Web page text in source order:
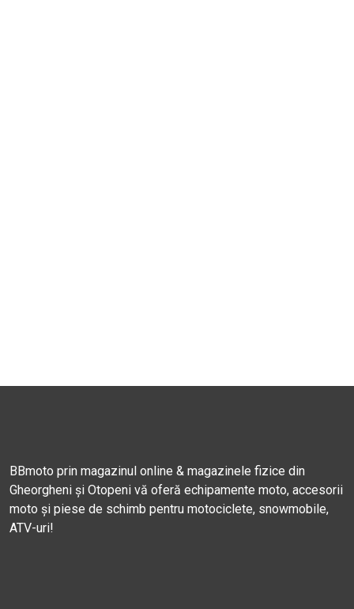
BBmoto prin magazinul online & magazinele fizice din
Gheorgheni și Otopeni vă oferă echipamente moto, accesorii
moto și piese de schimb pentru motociclete, snowmobile,
ATV-uri!